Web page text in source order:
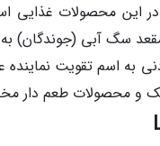
در این محصولات
سگ آبی (جوندگان)
به اسم تقویت
و محصولات طعم دار